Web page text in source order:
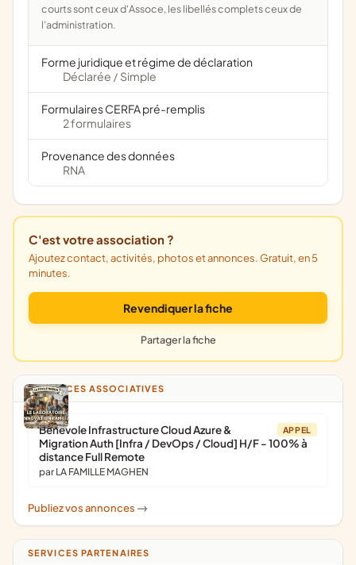
courts sont ceux d'Assoce, les libellés complets ceux de
l'administration.
Forme juridique et régime de déclaration
Déclarée / Simple
Formulaires CERFA pré-remplis
2 formulaires
Provenance des données
RNA
C'est votre association ?
Ajoutez contact, activités, photos et annonces. Gratuit, en 5
minutes.
Revendiquer la fiche
Partager la fiche
ANNONCES ASSOCIATIVES
APPEL
Bénévole Infrastructure Cloud Azure &
Migration Auth [Infra / DevOps / Cloud] H/F - 100% à
distance Full Remote
par LA FAMILLE MAGHEN
Publiez vos annonces ->
SERVICES PARTENAIRES